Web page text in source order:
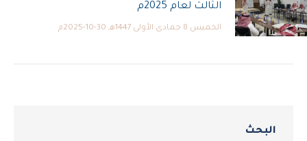
الثالث لعام 2025م
الخميس 8 جمادى الأولى 1447هـ 30-10-2025م
البحث